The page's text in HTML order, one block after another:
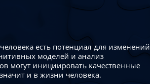
есть потенциал для изменений
моделей и анализ
могут инициировать качественные
и в жизни человека.